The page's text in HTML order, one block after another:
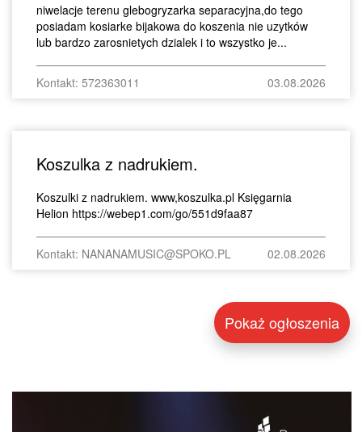
niwelacje terenu glebogryzarka separacyjna,do tego
posiadam kosiarke bijakowa do koszenia nie uzytków
lub bardzo zarosnietych dzialek i to wszystko je...
Kontakt: 572363011 03.08.2026
Koszulka z nadrukiem.
Koszulki z nadrukiem. www,koszulka.pl Księgarnia
Helion https://webep1.com/go/551d9faa87
Kontakt: NANANAMUSIC@SPOKO.PL 02.08.2026
Pokaż ogłoszenia